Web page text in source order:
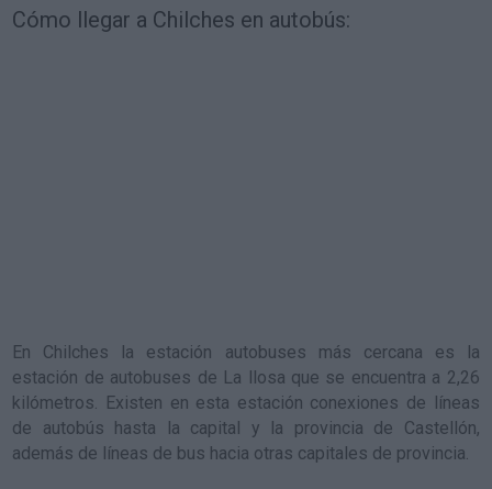
Cómo llegar a Chilches en autobús:
En Chilches la estación autobuses más cercana es la
estación de autobuses de La llosa que se encuentra a 2,26
kilómetros. Existen en esta estación conexiones de líneas
de autobús hasta la capital y la provincia de Castellón,
además de líneas de bus hacia otras capitales de provincia.